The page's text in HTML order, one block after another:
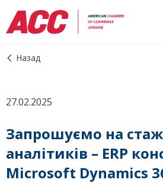
Назад
27.02.2025
Запрошуємо на
аналітиків – ERP
Microsoft Dynamics